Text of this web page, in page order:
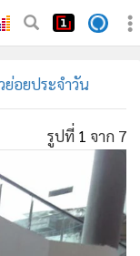
ย่อยประจำวัน
รูปที่ 1 จาก 7